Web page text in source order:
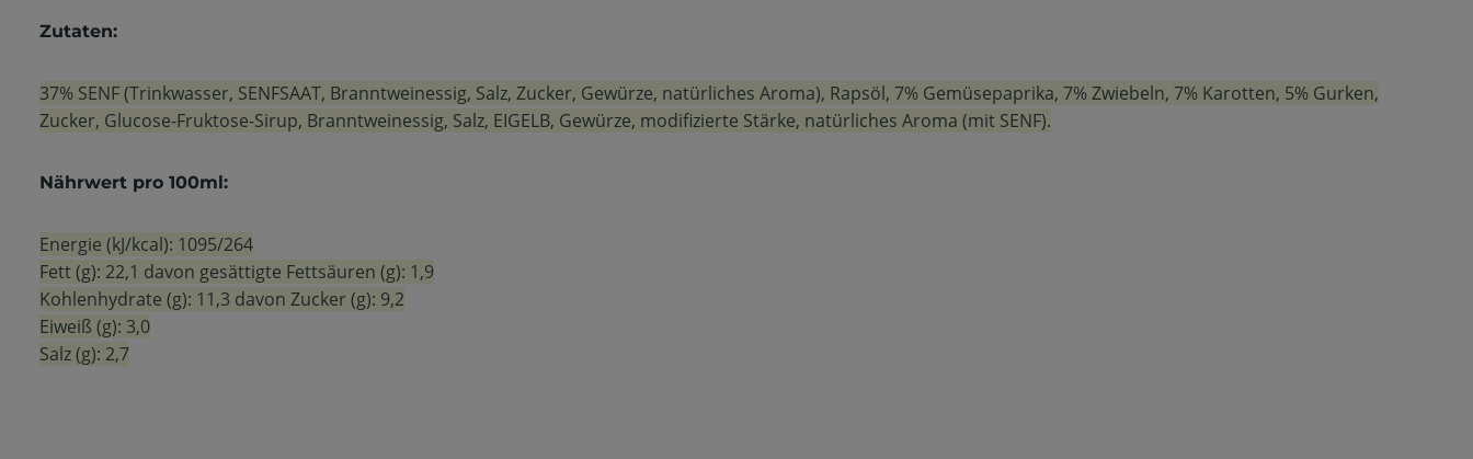
Zutaten:
37% SENF (Trinkwasser, SENFSAAT, Branntweinessig, Salz, Zucker, Gewürze, natürliches Aroma), Rapsöl, 7% Gemüsepaprika, 7% Zwiebeln, 7% Karotten, 5% Gurken,
Zucker, Glucose-Fruktose-Sirup, Branntweinessig, Salz, EIGELB, Gewürze, modifizierte Stärke, natürliches Aroma (mit SENF).
Nährwert pro 100ml:
Energie (kJ/kcal): 1095/264
Fett (g): 22,1 davon gesättigte Fettsäuren (g): 1,9
Kohlenhydrate (g): 11,3 davon Zucker (g): 9,2
Eiweiß (g): 3,0
Salz (g): 2,7